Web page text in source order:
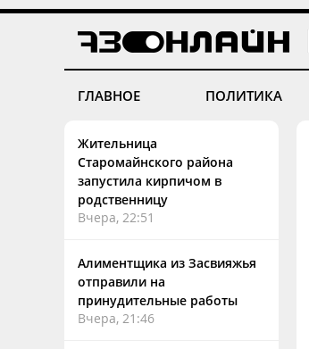
ГЛАВНОЕ ПОЛИТИКА
Жительница
Старомайнского района
запустила кирпичом в
родственницу
Вчера, 22:51
Алиментщика из Засвияжья
отправили на
принудительные работы
Вчера, 21:46